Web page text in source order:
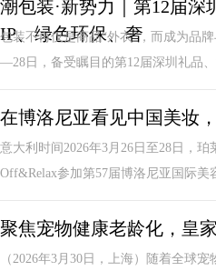
潮包装·新势力｜第12届
IP、绿色环保、奢
包装不再仅是商品“外衣”，而成为品
—28日，备受瞩目的第12届深圳礼品
在博洛尼亚看见中国美妆
意大利时间2026年3月26日至28日，
Off&Relax参加第57届博洛尼亚国际美
聚焦宠物健康老龄化，皇
（2026年3月30日，上海）随着全球